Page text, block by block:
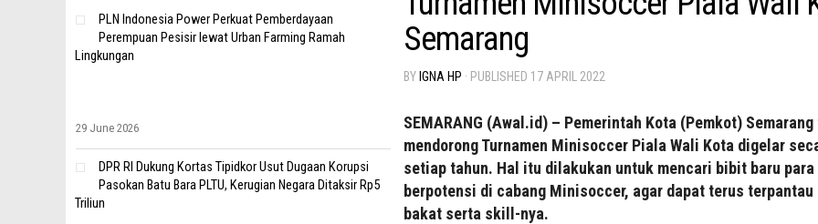
Semarang
BY IGNA HP · PUBLISHED 17 APRIL 2022
SEMARANG (Awal.id) – Pemerintah Kota (Pemkot)
mendorong Turnamen Minisoccer Piala Wali Kota digelar
setiap tahun. Hal itu dilakukan untuk mencari bibit baru para
berpotensi di cabang Minisoccer, agar dapat terus terpantau
bakat serta skill-nya.
PLN Indonesia Power Perkuat Pemberdayaan
Perempuan Pesisir lewat Urban Farming Ramah
Lingkungan
29 June 2026
DPR RI Dukung Kortas Tipidkor Usut Dugaan Korupsi
Pasokan Batu Bara PLTU, Kerugian Negara Ditaksir Rp5
Triliun